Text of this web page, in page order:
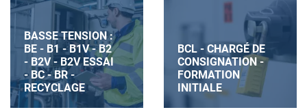
BASSE TENSION :
BE - B1 - B1V - B2
- B2V - B2V ESSAI
- BC - BR -
RECYCLAGE
BCL - CHARGÉ DE
CONSIGNATION -
FORMATION
INITIALE